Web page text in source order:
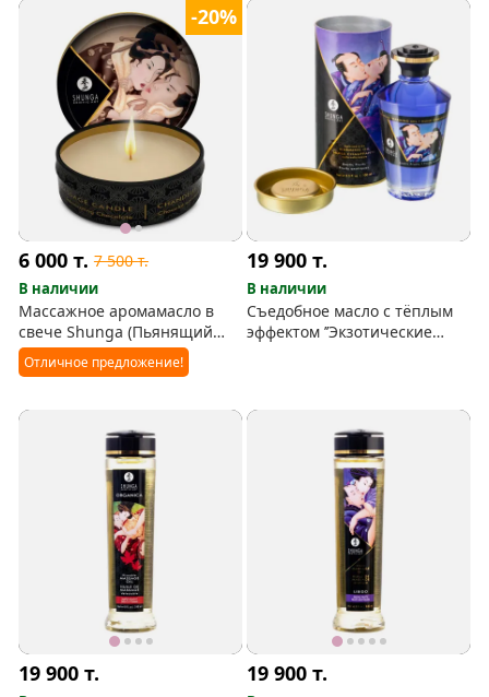
-20%
6 000т. 7 500т.
В наличии
Массажное аромамасло в
свече Shunga (Пьянящий
Шоколад)
Отличное предложение!
19 900т.
В наличии
Съедобное масло с тёплым
эффектом ’’Экзотические
19 900т. 19 900т.